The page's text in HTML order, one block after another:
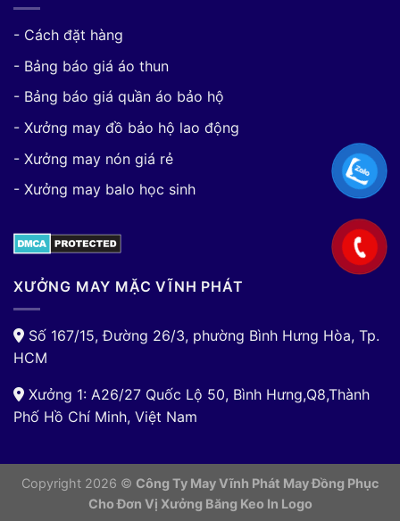
- Cách đặt hàng
- Bảng báo giá áo thun
- Bảng báo giá quần áo bảo hộ
- Xưởng may đồ bảo hộ lao động
- Xưởng may nón giá rẻ
- Xưởng may balo học sinh
XƯỞNG MAY MẶC VĨNH PHÁT
Số 167/15, Đường 26/3, phường Bình Hưng Hòa, Tp.
HCM
Xưởng 1: A26/27 Quốc Lộ 50, Bình Hưng,Q8,Thành
Phố Hồ Chí Minh, Việt Nam
Copyright 2026 © Công Ty May Vĩnh Phát May Đồng Phục
Cho Đơn Vị Xưởng Băng Keo In Logo